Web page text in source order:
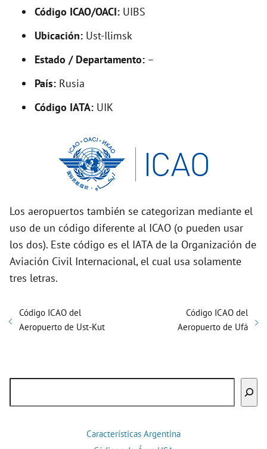
e
o
Código ICAO/OACI: UIBS
Ubicación: Ust-Ilimsk
Estado / Departamento: –
País: Rusia
Código IATA: UIK
Los aeropuertos también se categorizan mediante el
uso de un código diferente al ICAO (o pueden usar
los dos). Este código es el IATA de la Organización de
Aviación Civil Internacional, el cual usa solamente
tres letras.
Código ICAO del
Aeropuerto de Ust-Kut
Código ICAO del
Aeropuerto de Ufá
Características Argentina